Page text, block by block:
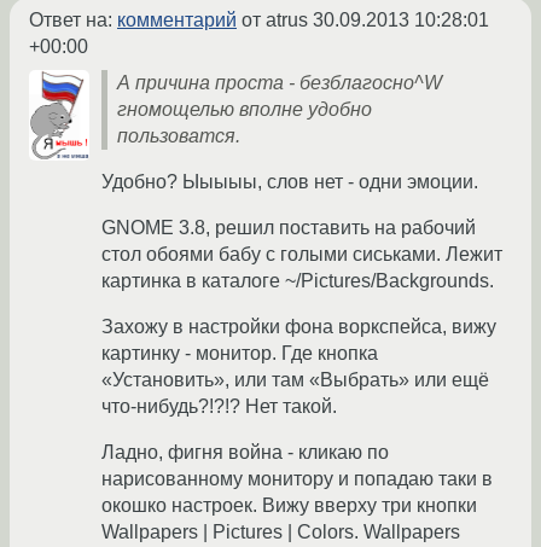
Ответ на: комментарий от atrus 30.09.2013 10:28:01
+00:00
А причина проста - безблагосно^W
гномощелью вполне удобно
пользоватся.
Удобно? Ыыыыы, слов нет - одни эмоции.
GNOME 3.8, решил поставить на рабочий
стол обоями бабу с голыми сиськами. Лежит
картинка в каталоге ~/Pictures/Backgrounds.
Захожу в настройки фона воркспейса, вижу
картинку - монитор. Где кнопка
«Установить», или там «Выбрать» или ещё
что-нибудь?!?!? Нет такой.
Ладно, фигня война - кликаю по
нарисованному монитору и попадаю таки в
окошко настроек. Вижу вверху три кнопки
Wallpapers | Pictures | Colors. Wallpapers